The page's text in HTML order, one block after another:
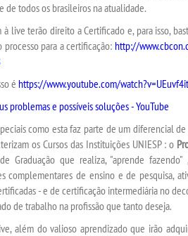
todos os brasileiros na atualidade.
à live terão direito a Certificado e, para isso,
para a certificação: http://
é https://www.youtube.com/
problemas e possíveis soluções - YouTube
como esta faz parte de um diferencial
os Cursos das Instituições UNIESP : o
Graduação que realiza, "aprende
complementares de ensino e de pesquisa,
- e de certificação intermediária no
de trabalho na profissão que tanto deseja.
, além do valioso aprendizado que irão